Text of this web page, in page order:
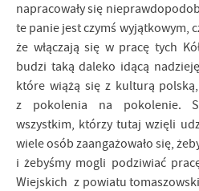
napracowały się
te panie jest czymś wyjątkowym,
że włączają się w pracę tych
budzi taką daleko idącą
które wiążą się z kulturą
z pokolenia na pokolenie.
wszystkim, którzy tutaj wzięli
wiele osób zaangażowało się,
i żebyśmy mogli podziwiać
Wiejskich z powiatu